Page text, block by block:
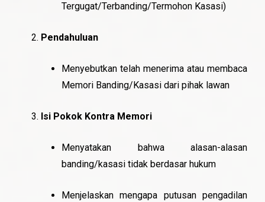
Tergugat/Terbanding/Termohon Kasasi)
Pendahuluan
Menyebutkan telah menerima atau membaca
Memori Banding/Kasasi dari pihak lawan
Isi Pokok Kontra Memori
Menyatakan bahwa alasan-alasan
banding/kasasi tidak berdasar hukum
Menjelaskan mengapa putusan pengadilan